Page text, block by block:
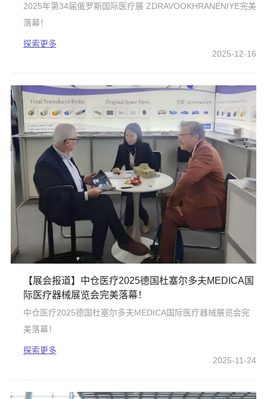
2025年第34届俄罗斯国际医疗展 ZDRAVOOKHRANENIYE完美
落幕！
探索更多
2025-12-16
【展会报道】中仓医疗2025德国杜塞尔多夫MEDICA国
际医疗器械展览会完美落幕！
中仓医疗2025德国杜塞尔多夫MEDICA国际医疗器械展览会完
美落幕！
探索更多
2025-11-24